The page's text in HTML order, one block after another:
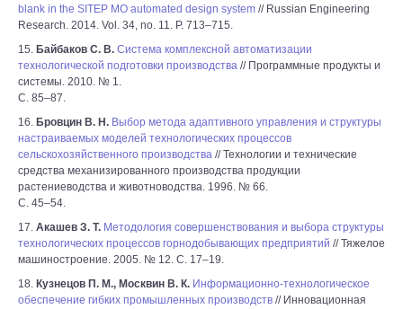
blank in the SITEP MO automated design system // Russian Engineering
Research. 2014. Vol. 34, no. 11. P. 713–715.
15. Байбаков С. В. Система комплексной автоматизации
технологической подготовки производства // Программные продукты и
системы. 2010. № 1.
С. 85–87.
16. Бровцин В. Н. Выбор метода адаптивного управления и структуры
настраиваемых моделей технологических процессов
сельскохозяйственного производства // Технологии и технические
средства механизированного производства продукции
растениеводства и животноводства. 1996. № 66.
С. 45–54.
17. Акашев З. Т. Методология совершенствования и выбора структуры
технологических процессов горнодобывающих предприятий // Тяжелое
машиностроение. 2005. № 12. С. 17–19.
18. Кузнецов П. М., Москвин В. К. Информационно-технологическое
обеспечение гибких промышленных производств // Инновационная